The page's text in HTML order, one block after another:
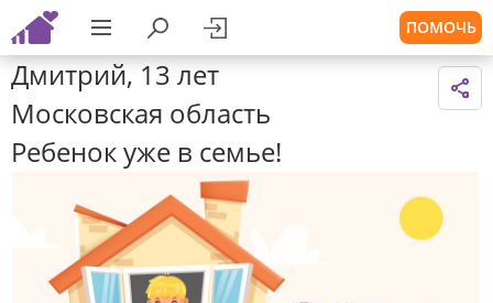
ПОМОЧЬ
Дмитрий, 13 лет
Московская область
Ребенок уже в семье!